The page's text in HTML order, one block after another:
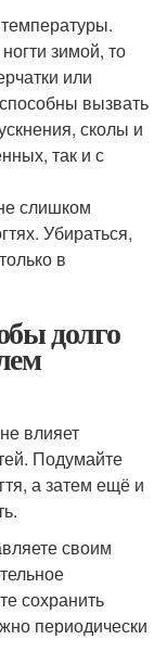
зимой, то
или
вызвать
сколы и
так и с
слишком
Убираться,
в
долго
влияет
Подумайте
а затем ещё и
своим
сохранить
периодически